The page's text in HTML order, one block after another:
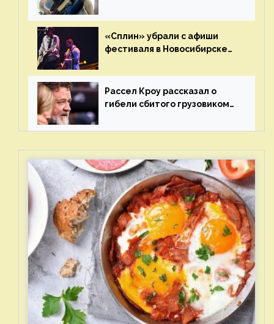
«Сплин» убрали с афиши
фестиваля в Новосибирске
отцов»
Рассел Кроу рассказал о
гибели сбитого грузовиком